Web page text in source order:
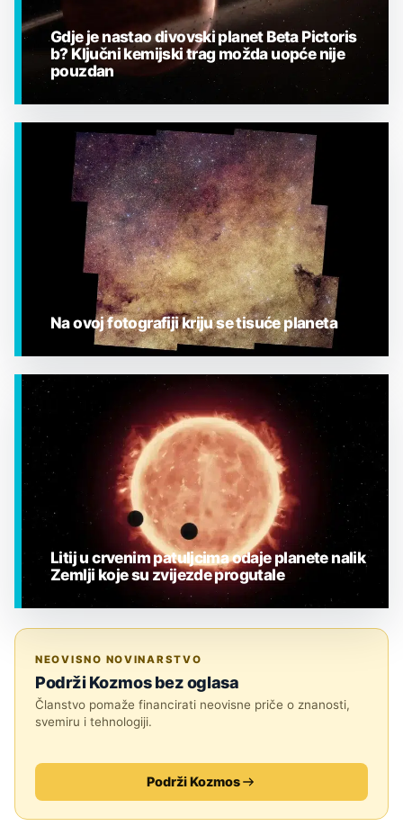
EGZOPLANETI
Gdje je nastao divovski planet Beta Pictoris
b? Ključni kemijski trag možda uopće nije
pouzdan
EGZOPLANETI
Na ovoj fotografiji kriju se tisuće planeta
Litij u crvenim patuljcima odaje planete nalik
Zemlji koje su zvijezde progutale
NEOVISNO NOVINARSTVO
Podrži Kozmos bez oglasa
Članstvo pomaže financirati neovisne priče o znanosti,
svemiru i tehnologiji.
Podrži Kozmos